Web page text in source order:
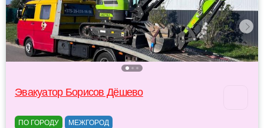
Эвакуатор Борисов Дёшево
ПО ГОРОДУ МЕЖГОРОД